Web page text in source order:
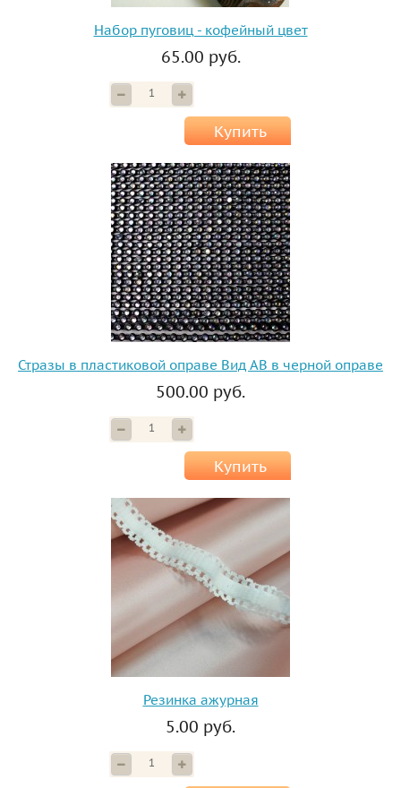
Набор пуговиц - кофейный цвет
65.00 руб.
Купить
Стразы в пластиковой оправе Вид АВ в черной оправе
500.00 руб.
Купить
Резинка ажурная
5.00 руб.